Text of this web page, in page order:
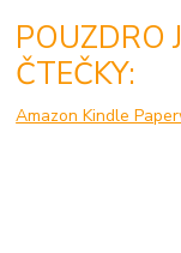
POUZDRO
ČTEČKY:
Amazon Kindle